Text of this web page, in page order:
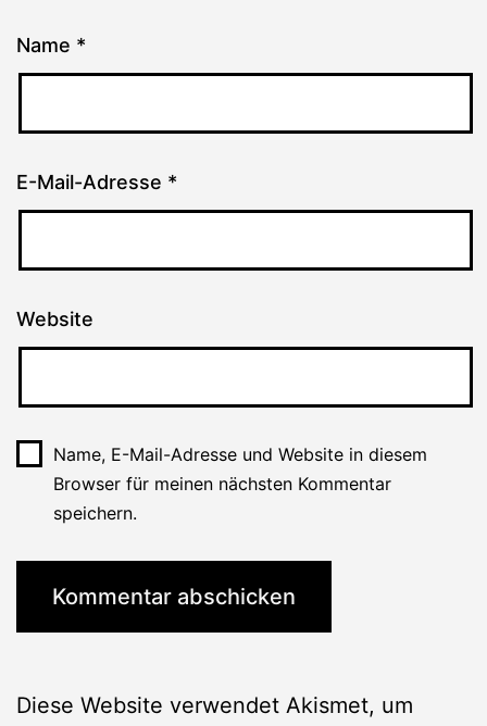
Name *
E-Mail-Adresse *
Website
Name, E-Mail-Adresse und Website in diesem
Browser für meinen nächsten Kommentar
speichern.
Diese Website verwendet Akismet, um